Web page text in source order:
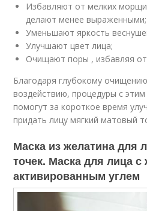
Избавляют от мелких
делают менее выраженными;
Уменьшают яркость
Улучшают цвет лица;
Очищают поры , избавляя от
Благодаря глубокому
воздействию, процедуры с
помогут за короткое время
придать лицу мягкий матовый
Маска из желатина для
точек. Маска для лица
активированным углем